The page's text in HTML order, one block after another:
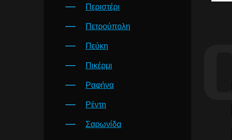
Περιστέρι
Πετρούπολη
Πεύκη
Πικέρμι
Ραφήνα
Ρέντη
Σαρωνίδα